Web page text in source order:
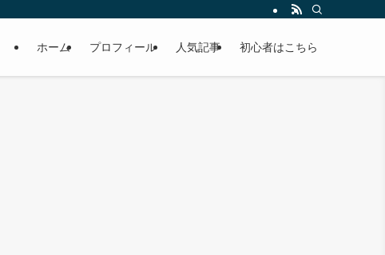
ホーム プロフィール 人気記事 初心者はこちら